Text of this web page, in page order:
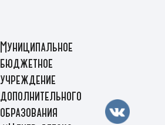
Муниципальное
бюджетное
учреждение
дополнительного
образования